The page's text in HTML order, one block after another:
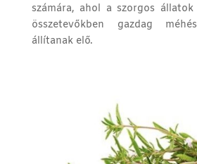
számára, ahol a szorgos
összetevőkben gazdag
állítanak elő.